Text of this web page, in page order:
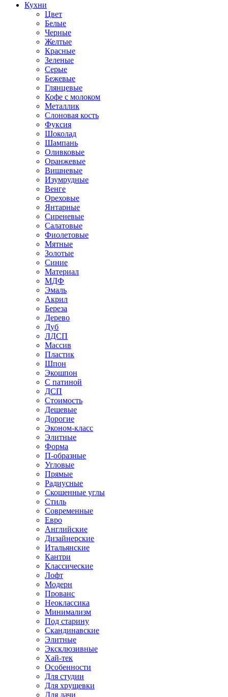
Кухни
Цвет
Белые
Черные
Желтые
Красные
Зеленые
Серые
Бежевые
Глянцевые
Кофе с молоком
Металлик
Слоновая кость
Фуксия
Шоколад
Шампань
Оливковые
Оранжевые
Вишневые
Изумрудные
Венге
Ореховые
Янтарные
Сиреневые
Салатовые
Фиолетовые
Мятные
Золотые
Синие
Материал
МДФ
Эмаль
Акрил
Береза
Дерево
Дуб
ЛДСП
Массив
Пластик
Шпон
Экошпон
С патиной
ДСП
Стоимость
Дешевые
Дорогие
Эконом-класс
Элитные
Форма
П-образные
Угловые
Прямые
Радиусные
Скошенные углы
Стиль
Современные
Евро
Английские
Дизайнерские
Итальянские
Кантри
Классические
Лофт
Модерн
Прованс
Неоклассика
Минимализм
Под старину
Скандинавские
Элитные
Эксклюзивные
Хай-тек
Особенности
Для студии
Для хрущевки
Для дачи